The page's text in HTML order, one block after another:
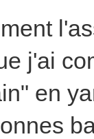
j'ai
en